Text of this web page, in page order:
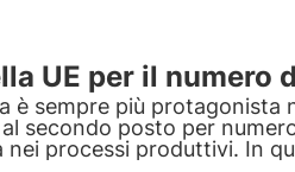
UE per il numero
è sempre più protagonista
secondo posto per
nei processi produttivi. In